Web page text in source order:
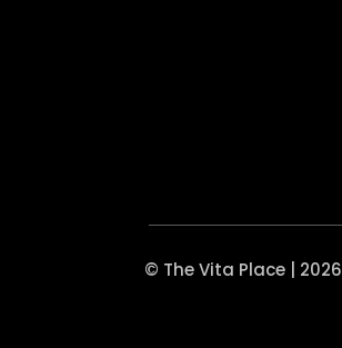
© The Vita Place | 2026